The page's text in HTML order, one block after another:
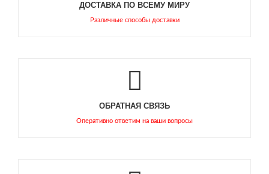
ДОСТАВКА ПО ВСЕМУ МИРУ
Различные способы доставки
ОБРАТНАЯ СВЯЗЬ
Оперативно ответим на ваши вопросы